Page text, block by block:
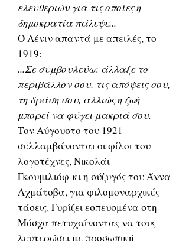
ελευθεριών για τις οποίες η
δημοκρατία πάλεψε...
Ο Λένιν απαντά με απειλές, το
1919:
...Σε συμβουλεύω: άλλαξε το
περιβάλλον σου, τις απόψεις σου,
τη δράση σου, αλλιώς η ζωή
μπορεί να φύγει μακριά σου.
Τον Αύγουστο του 1921
συλλαμβάνονται οι φίλοι του
λογοτέχνες, Νικολάι
Γκουμιλιόφ κι η σύζυγός του Άννα
Αχμάτοβα, για φιλομοναρχικές
τάσεις. Γυρίζει εσπευσμένα στη
Μόσχα πετυχαίνοντας να τους
λευτερώσει με προσωπική